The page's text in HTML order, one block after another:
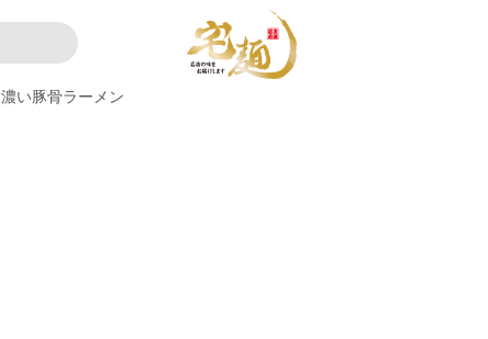
濃い豚骨ラーメン